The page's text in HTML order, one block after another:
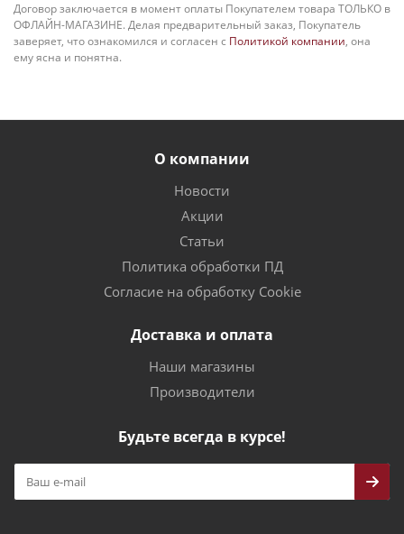
Договор заключается в момент оплаты Покупателем товара ТОЛЬКО в
ОФЛАЙН-МАГАЗИНЕ. Делая предварительный заказ, Покупатель
заверяет, что ознакомился и согласен с Политикой компании, она
ему ясна и понятна.
О компании
Новости
Акции
Статьи
Политика обработки ПД
Согласие на обработку Cookie
Доставка и оплата
Наши магазины
Производители
Будьте всегда в курсе!